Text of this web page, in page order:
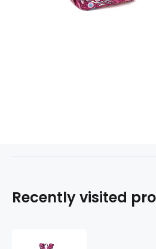
Recently visited